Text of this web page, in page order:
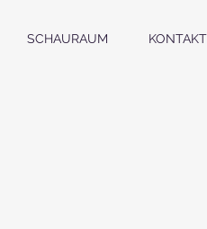
SCHAURAUM KONTAKT